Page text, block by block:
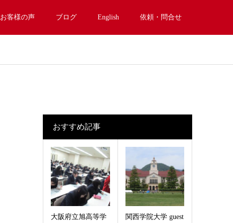
お客様の声 ブログ English 依頼・問合せ
おすすめ記事
大阪府立旭高等学
関西学院大学 guest